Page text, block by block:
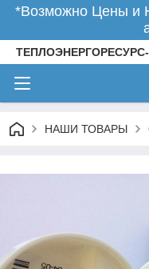
*Возможно Цены и
ТЕПЛОЭНЕРГОРЕСУРС-
НАШИ ТОВАРЫ